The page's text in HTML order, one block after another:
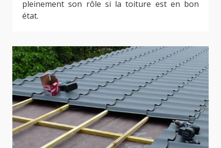
pleinement son rôle si la toiture est en bon
état.